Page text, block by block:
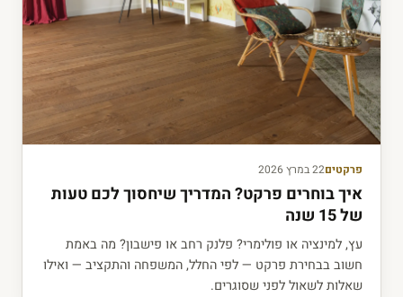
פרקטים22 במרץ 2026
איך בוחרים פרקט? המדריך שיחסוך לכם טעות
של 15 שנה
עץ, למינציה או פולימרי? פלנק רחב או פישבון? מה באמת
חשוב בבחירת פרקט — לפי החלל, המשפחה והתקציב — ואילו
שאלות לשאול לפני שסוגרים.